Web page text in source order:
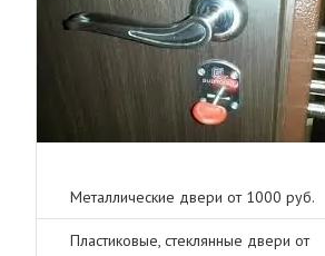
Металлические двери от 1000 руб.
Пластиковые, стеклянные двери от